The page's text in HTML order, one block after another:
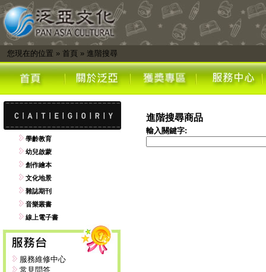
您現在的位置 » 首頁 » 進階搜尋
學齡教育
幼兒啟蒙
創作繪本
文化地景
雜誌期刊
音樂叢書
線上電子書
服務維修中心
常見問答
進階搜尋商品
輸入關鍵字: